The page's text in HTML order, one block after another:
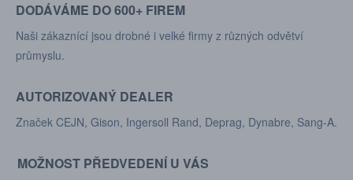
DODÁVÁME DO 600+ FIREM
Naši zákaznící jsou drobné i velké firmy z různých odvětví
průmyslu.
AUTORIZOVANÝ DEALER
Značek CEJN, Gison, Ingersoll Rand, Deprag, Dynabre, Sang-A.
MOŽNOST PŘEDVEDENÍ U VÁS